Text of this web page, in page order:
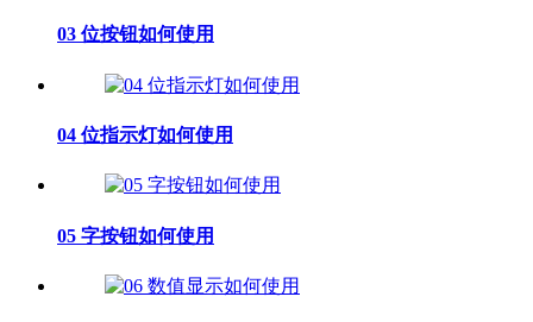
03 位按钮如何使用
04 位指示灯如何使用
05 字按钮如何使用